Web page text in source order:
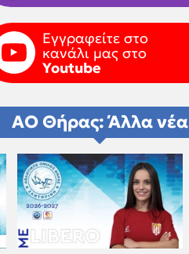
Εγγραφείτε στο
κανάλι μας στο
Youtube
ΑΟ Θήρας: Άλλα νέα